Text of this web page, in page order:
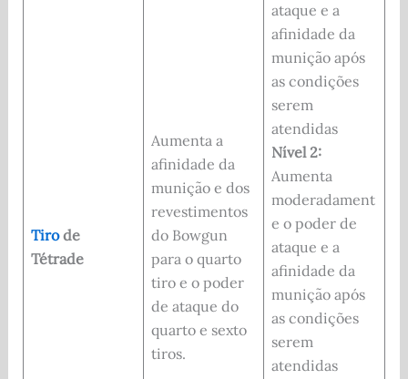
Tirode
Tétrade
Aumenta a
afinidade da
munição e dos
revestimentos
do Bowgun
para o quarto
tiro e o poder
de ataque do
quarto e sexto
tiros.
ataque e a
afinidade da
munição após
as condições
serem
atendidas
Nível 2:
Aumenta
moderadament
e o poder de
ataque e a
afinidade da
munição após
as condições
serem
atendidas